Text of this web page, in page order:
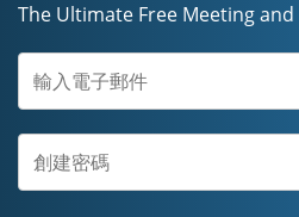
The Ultimate Free Meeting